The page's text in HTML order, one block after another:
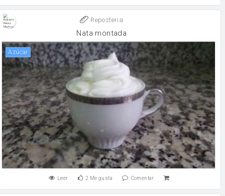
Reposteria
Nata montada
Azúcar
Leer 2 Me gusta Comentar